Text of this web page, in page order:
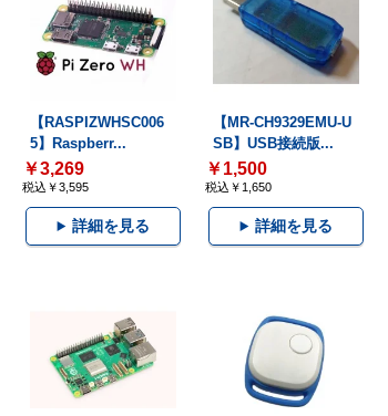
【RASPIZWHSC006
5】Raspberr...
￥3,269
税込￥3,595
詳細を見る
【MR-CH9329EMU-U
SB】USB接続版...
￥1,500
税込￥1,650
詳細を見る